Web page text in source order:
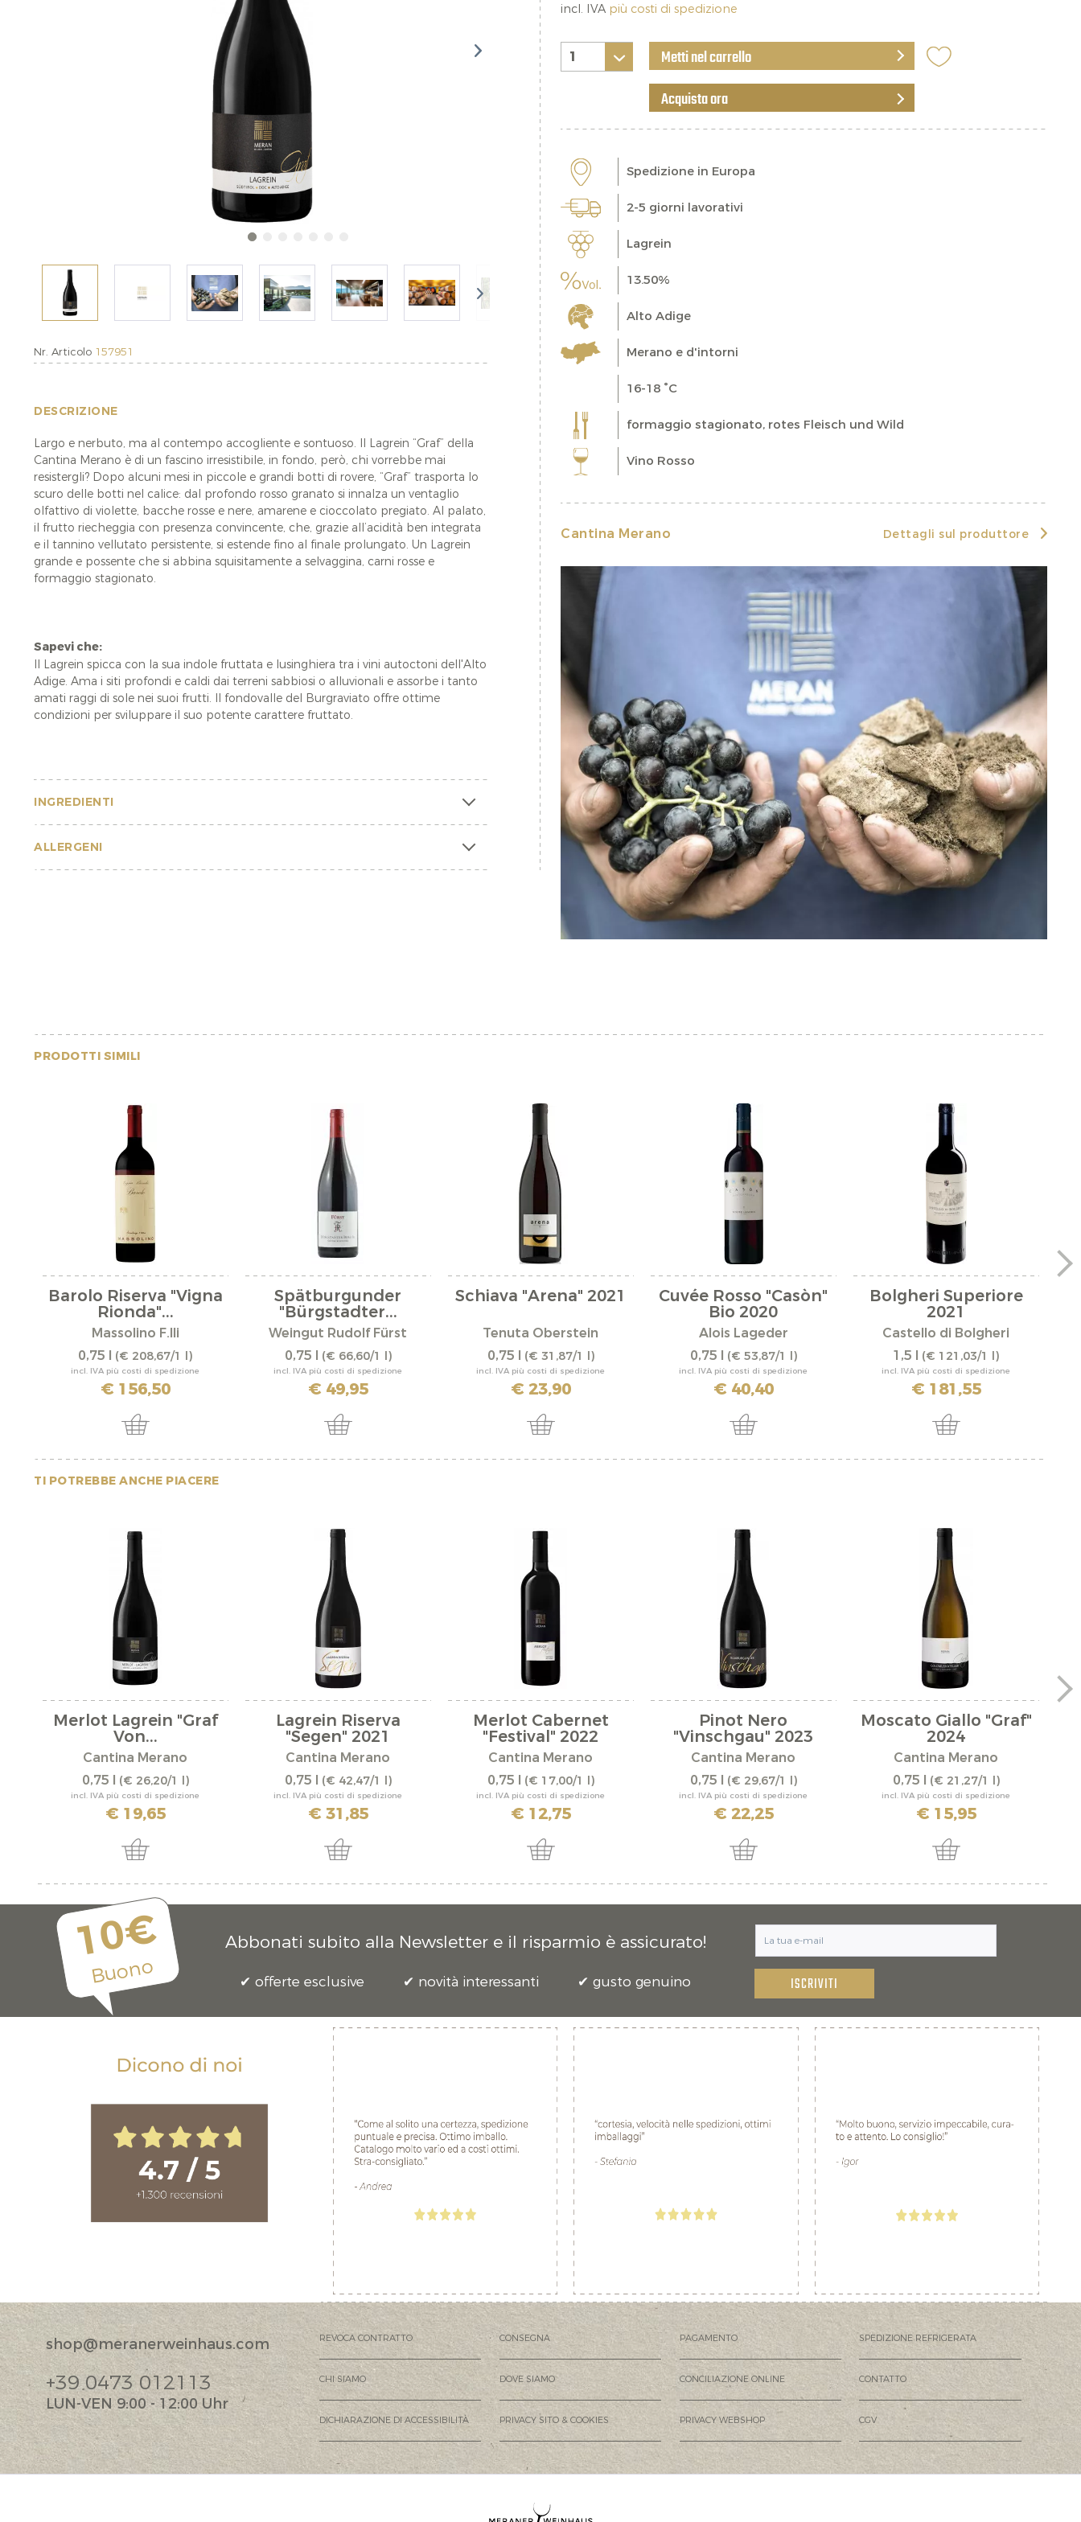
Nr. Articolo 157951
DESCRIZIONE
Largo e nerbuto, ma al contempo accogliente e sontuoso. Il Lagrein “Graf” della
Cantina Merano è di un fascino irresistibile, in fondo, però, chi vorrebbe mai
resistergli? Dopo alcuni mesi in piccole e grandi botti di rovere, “Graf” trasporta lo
scuro delle botti nel calice: dal profondo rosso granato si innalza un ventaglio
olfattivo di violette, bacche rosse e nere, amarene e cioccolato pregiato. Al palato,
il frutto riecheggia con presenza convincente, che, grazie all’acidità ben integrata
e il tannino vellutato persistente, si estende fino al finale prolungato. Un Lagrein
grande e possente che si abbina squisitamente a selvaggina, carni rosse e
formaggio stagionato.
Sapevi che:
Il Lagrein spicca con la sua indole fruttata e lusinghiera tra i vini autoctoni dell'Alto
Adige. Ama i siti profondi e caldi dai terreni sabbiosi o alluvionali e assorbe i tanto
amati raggi di sole nei suoi frutti. Il fondovalle del Burgraviato offre ottime
condizioni per sviluppare il suo potente carattere fruttato.
INGREDIENTI
ALLERGENI
incl. IVA più costi di spedizione
Metti nel carrello
Acquista ora
Spedizione in Europa
2-5 giorni lavorativi
Lagrein
13.50%
Alto Adige
Merano e d'intorni
16-18 °C
formaggio stagionato, rotes Fleisch und Wild
Vino Rosso
Cantina Merano Dettagli sul produttore
PRODOTTI SIMILI
Barolo Riserva "Vigna
Rionda"...
Massolino F.lli
0,75 l (€ 208,67/1 l)
incl. IVA più costi di spedizione
€ 156,50
Spätburgunder
"Bürgstadter...
Weingut Rudolf Fürst
0,75 l (€ 66,60/1 l)
incl. IVA più costi di spedizione
€ 49,95
Schiava "Arena" 2021
Tenuta Oberstein
0,75 l (€ 31,87/1 l)
incl. IVA più costi di spedizione
€ 23,90
Cuvée Rosso "Casòn"
Bio 2020
Alois Lageder
0,75 l (€ 53,87/1 l)
incl. IVA più costi di spedizione
€ 40,40
Bolgheri Superiore
2021
Castello di Bolgheri
1,5 l (€ 121,03/1 l)
incl. IVA più costi di spedizione
€ 181,55
TI POTREBBE ANCHE PIACERE
Merlot Lagrein "Graf
Von...
Cantina Merano
0,75 l (€ 26,20/1 l)
incl. IVA più costi di spedizione
€ 19,65
Lagrein Riserva
"Segen" 2021
Cantina Merano
0,75 l (€ 42,47/1 l)
incl. IVA più costi di spedizione
€ 31,85
Merlot Cabernet
"Festival" 2022
Cantina Merano
0,75 l (€ 17,00/1 l)
incl. IVA più costi di spedizione
€ 12,75
Pinot Nero
"Vinschgau" 2023
Cantina Merano
0,75 l (€ 29,67/1 l)
incl. IVA più costi di spedizione
€ 22,25
Moscato Giallo "Graf"
2024
Cantina Merano
0,75 l (€ 21,27/1 l)
incl. IVA più costi di spedizione
€ 15,95
10€
Buono
Abbonati subito alla Newsletter e il risparmio è assicurato!
offerte esclusive novità interessanti gusto genuino ISCRIVITI
shop@meranerweinhaus.com
+39 0473 012113
LUN-VEN 9:00 - 12:00 Uhr
REVOCA CONTRATTO CONSEGNA PAGAMENTO SPEDIZIONE REFRIGERATA
CHI SIAMO DOVE SIAMO CONCILIAZIONE ONLINE CONTATTO
DICHIARAZIONE DI ACCESSIBILITÀ PRIVACY SITO & COOKIES PRIVACY WEBSHOP CGV